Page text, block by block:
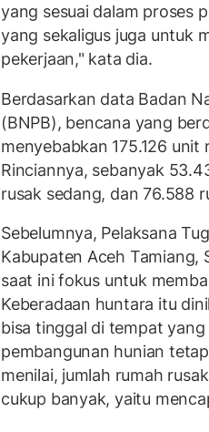
yang sesuai dalam proses
yang sekaligus juga untuk
pekerjaan," kata dia.
Berdasarkan data Badan
(BNPB), bencana yang
menyebabkan 175.126
Rinciannya, sebanyak
rusak sedang, dan 76.588
Sebelumnya, Pelaksana
Kabupaten Aceh Tamiang,
saat ini fokus untuk
Keberadaan huntara itu
bisa tinggal di tempat
pembangunan hunian
menilai, jumlah rumah
cukup banyak, yaitu